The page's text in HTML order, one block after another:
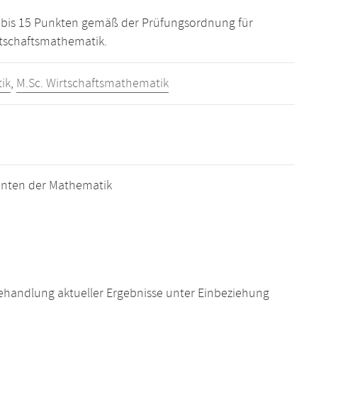
15 Punkten gemäß der Prüfungsordnung für
, M.Sc. Wirtschaftsmathematik
der Mathematik
aktueller Ergebnisse unter Einbeziehung